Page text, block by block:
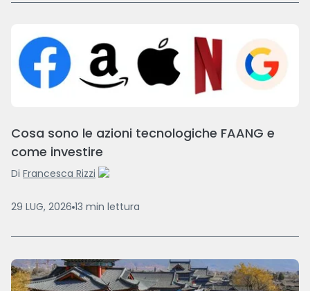
Cosa sono le azioni tecnologiche FAANG e
come investire
Di Francesca Rizzi
29 LUG, 2026 13 min lettura